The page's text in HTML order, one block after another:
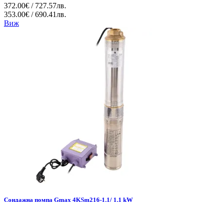
372.00€ / 727.57лв.
353.00€ / 690.41лв.
Виж
Сондажна помпа Gmax 4KSm216-1.1/ 1.1 kW